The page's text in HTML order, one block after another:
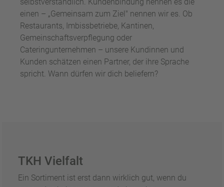
einen – „Gemeinsam zum Ziel" nennen wir es. Ob
Restaurants, Imbissbetriebe, Kantinen,
Gemeinschaftsverpflegung oder
Cateringunternehmen – unsere Kundinnen und
Kunden schätzen einen Partner, der ihre Sprache
spricht. Wann dürfen wir dich beliefern?
TKH Vielfalt
Ein Sortiment ist erst dann wirklich gut, wenn du